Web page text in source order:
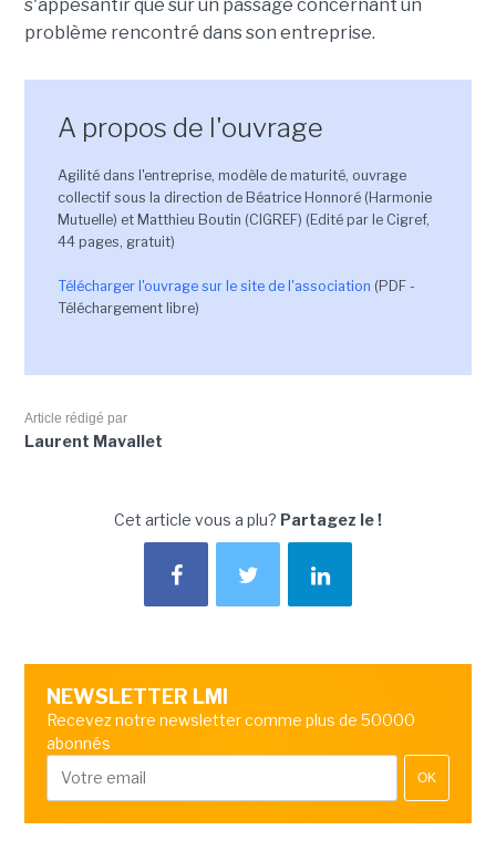
s'appesantir que sur un passage concernant un
problème rencontré dans son entreprise.
A propos de l'ouvrage
Agilité dans l'entreprise, modèle de maturité, ouvrage
collectif sous la direction de Béatrice Honnoré (Harmonie
Mutuelle) et Matthieu Boutin (CIGREF) (Edité par le Cigref,
44 pages, gratuit)
Télécharger l'ouvrage sur le site de l'association (PDF -
Téléchargement libre)
Article rédigé par
Laurent Mavallet
Cet article vous a plu? Partagez le !
NEWSLETTER LMI
Recevez notre newsletter comme plus de 50000
abonnés
OK